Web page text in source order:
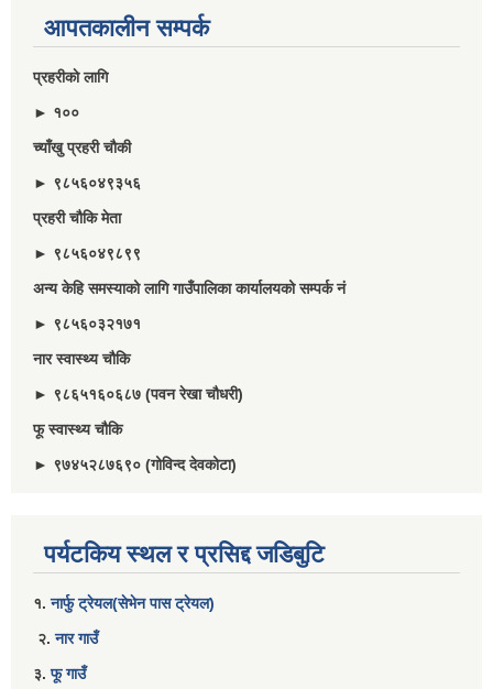
आपतकालीन सम्पर्क
प्रहरीकाे लागि
► १००
च्याँखु प्रहरी चाैकी
► ९८५६०४९३५६
प्रहरी चौकि मेता
► ९८५६०४९८९९
अन्य केहि समस्याको लागि गाउँपालिका कार्यालयको सम्पर्क नं
► ९८५६०३२१७१
नार स्वास्थ्य चौकि
► ९८६५१६०६८७ (पवन रेखा चौधरी)
फू स्वास्थ्य चौकि
► ९७४५२८७६९० (गोविन्द देवकोटा)
पर्यटकिय स्थल र प्रसिद्द जडिबुटि
१.नार्फु ट्रेयल(सेभेन पास ट्रेयल)
२.नार गाउँ
३.फू गाउँ